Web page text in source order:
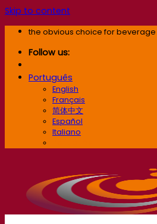
Skip to content
the obvious choice for beverage
Follow us:
Português
English
Français
简体中文
Español
Italiano